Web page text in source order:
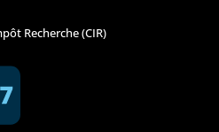
Recherche (CIR)